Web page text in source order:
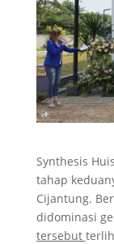
Synthesis
tahap
Cijantung.
didominasi
tersebut